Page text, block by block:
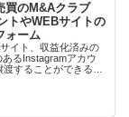
買のM&Aクラブ
トやWEBサイトの
ォーム
イト、収益化済みの
るInstagramアカウ
することができるプ